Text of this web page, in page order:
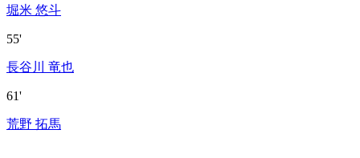
堀米 悠斗
55'
長谷川 竜也
61'
荒野 拓馬